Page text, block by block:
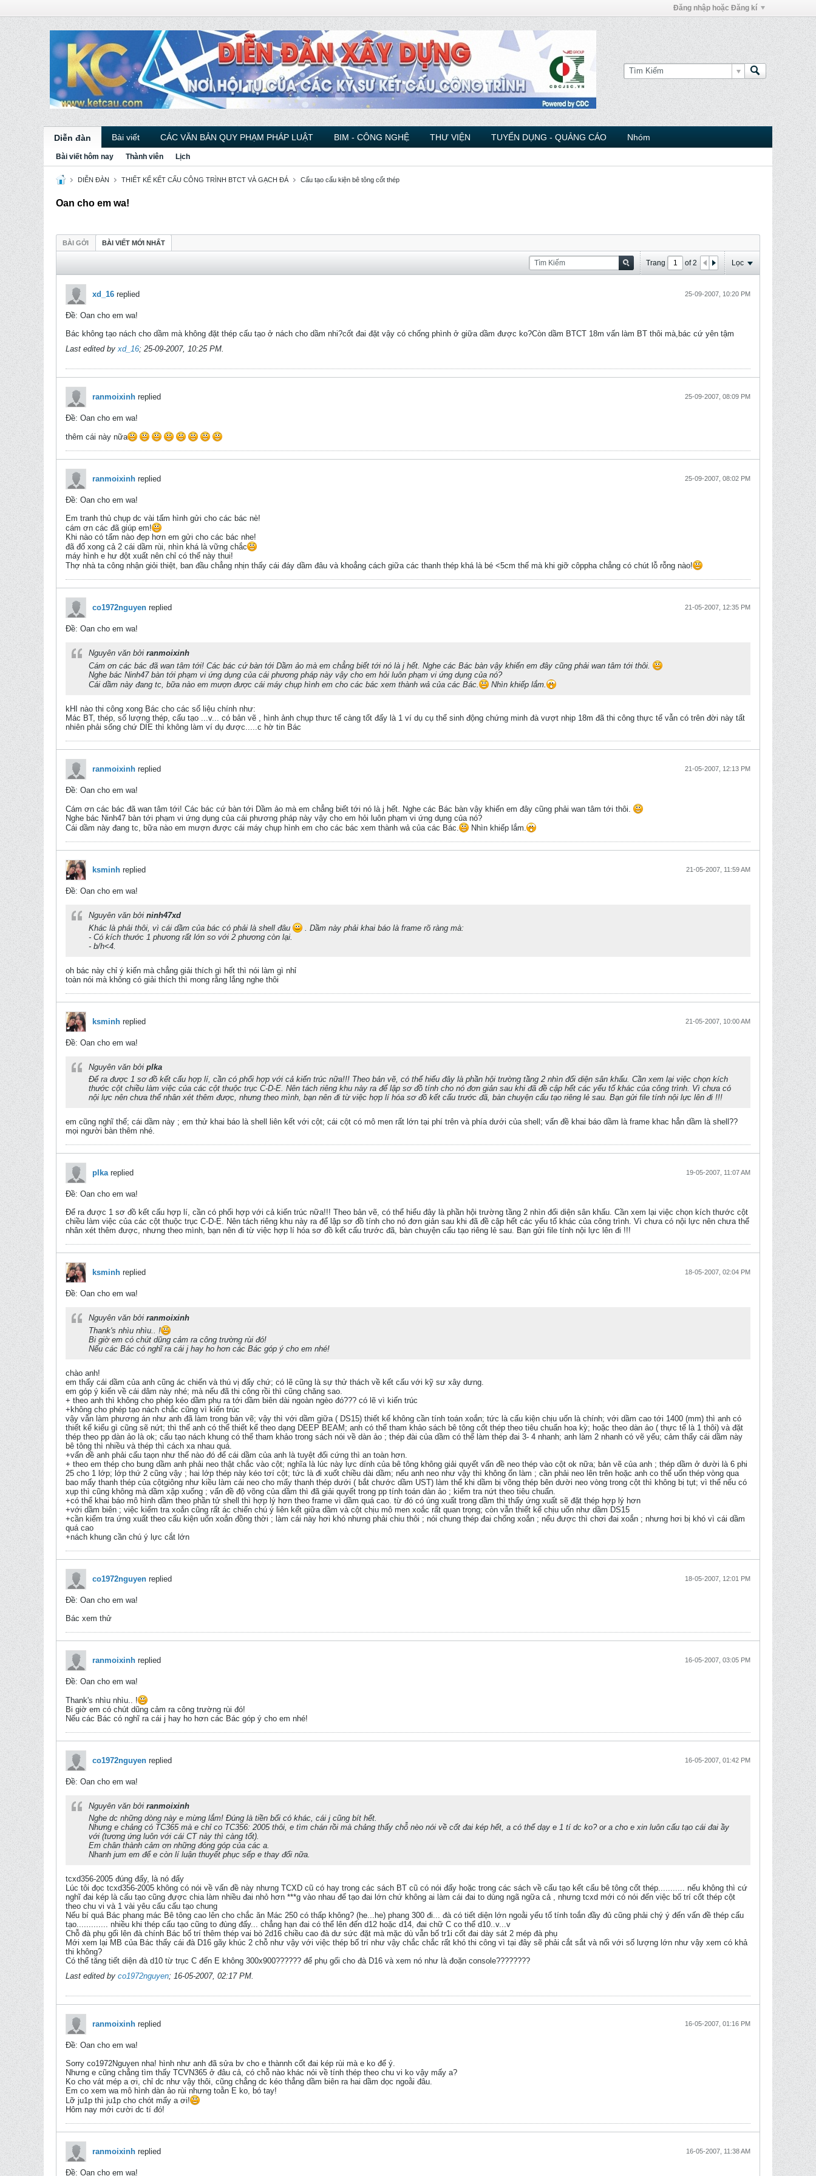
Đăng nhập hoặc Đăng kí
Diễn đàn Bài viết CÁC VĂN BẢN QUY PHẠM PHÁP LUẬT BIM - CÔNG NGHỆ THƯ VIỆN TUYỂN DỤNG - QUẢNG CÁO Nhóm
Bài viết hôm nay Thành viên Lịch
DIỄN ĐÀN THIẾT KẾ KẾT CẤU CÔNG TRÌNH BTCT VÀ GẠCH ĐÁ Cấu tạo cấu kiện bê tông cốt thép
Oan cho em wa!
BÀI GỞI BÀI VIẾT MỚI NHẤT
Trang of2 Lọc
xd_16 replied 25-09-2007, 10:20 PM
Ðề: Oan cho em wa!
Bác không tạo nách cho dầm mà không đặt thép cấu tạo ở nách cho dầm nhi?cốt đai đặt vậy có chống phình ở giữa dầm được ko?Còn dầm BTCT 18m vấn làm BT thôi mà,bác cứ yên tậm
Last edited byxd_16; 25-09-2007, 10:25 PM.
ranmoixinh replied 25-09-2007, 08:09 PM
Ðề: Oan cho em wa!
thêm cái này nữa
ranmoixinh replied 25-09-2007, 08:02 PM
Ðề: Oan cho em wa!
Em tranh thủ chụp dc vài tấm hình gửi cho các bác nè!
cám ơn các đã giúp em!
Khi nào có tấm nào đẹp hơn em gửi cho các bác nhe!
đã đổ xong cả 2 cái dầm rùi, nhìn khá là vững chắc
máy hình e hư đột xuất nên chỉ có thế này thui!
Thợ nhà ta công nhận giỏi thiệt, ban đầu chẳng nhịn thấy cái đáy dầm đâu và khoẳng cách giữa các thanh thép khá là bé <5cm thế mà khi giỡ côppha chẳng có chút lỗ rỗng nào!
co1972nguyen replied 21-05-2007, 12:35 PM
Ðề: Oan cho em wa!
Nguyên văn bởi ranmoixinh
Cám ơn các bác đã wan tâm tới! Các bác cứ bàn tới Dầm ảo mà em chẳng biết tới nó là j hết. Nghe các Bác bàn vậy khiến em đây cũng phải wan tâm tới thôi.
Nghe bác Ninh47 bàn tới phạm vi ứng dụng của cái phương pháp này vậy cho em hỏi luôn phạm vi ứng dụng của nó?
Cái dầm này đang tc, bữa nào em mượn được cái máy chụp hình em cho các bác xem thành wả của các Bác.
Nhìn khiếp lắm.
kHI nào thi công xong Bác cho các số liệu chính như:
Mác BT, thép, số lượng thép, cấu tạo ...v... có bản vẽ , hình ảnh chụp thưc tế càng tốt đấy là 1 ví dụ cụ thể sinh động chứng minh đà vượt nhịp 18m đã thi công thực tế vẫn có trên đời này tất
nhiên phải sống chứ DIE thì không làm ví dụ được.....c hờ tin Bác
ranmoixinh replied 21-05-2007, 12:13 PM
Ðề: Oan cho em wa!
Cám ơn các bác đã wan tâm tới! Các bác cứ bàn tới Dầm ảo mà em chẳng biết tới nó là j hết. Nghe các Bác bàn vậy khiến em đây cũng phải wan tâm tới thôi.
Nghe bác Ninh47 bàn tới phạm vi ứng dụng của cái phương pháp này vậy cho em hỏi luôn phạm vi ứng dụng của nó?
Cái dầm này đang tc, bữa nào em mượn được cái máy chụp hình em cho các bác xem thành wả của các Bác.
Nhìn khiếp lắm.
ksminh replied 21-05-2007, 11:59 AM
Ðề: Oan cho em wa!
Nguyên văn bởi ninh47xd
Khác là phải thôi, vì cái dầm của bác có phải là shell đâu
. Dầm này phải khai báo là frame rõ ràng mà:
- Có kích thước 1 phương rất lớn so với 2 phương còn lại.
- b/h<4.
oh bác này chỉ ý kiến mà chẳng giải thích gì hết thì nói làm gì nhỉ
toàn nói mà không có giải thích thì mong rằng lắng nghe thôi
ksminh replied 21-05-2007, 10:00 AM
Ðề: Oan cho em wa!
Nguyên văn bởi plka
Để ra được 1 sơ đồ kết cấu hợp lí, cần có phối hợp với cả kiến trúc nữa!!! Theo bản vẽ, có thể hiểu đây là phần hội trường tầng 2 nhìn đối diện sân khấu. Cần xem lại việc chọn kích
thước cột chiều làm việc của các cột thuộc trục C-D-E. Nên tách riêng khu này ra để lập sơ đồ tính cho nó đơn giản sau khi đã đề cập hết các yếu tố khác của công trình. Vì chưa có
nội lực nên chưa thể nhân xét thêm được, nhưng theo mình, bạn nên đi từ việc hợp lí hóa sơ đồ kết cấu trước đã, bàn chuyện cấu tạo riêng lẻ sau. Bạn gửi file tính nội lực lên đi !!!
em cũng nghĩ thế; cái dầm này ; em thử khai báo là shell liên kết với cột; cái cột có mô men rất lớn tại phí trên và phía dưới của shell; vấn đề khai báo dầm là frame khac hẳn dầm là shell??
mọi người bàn thêm nhé.
plkareplied 19-05-2007, 11:07 AM
Ðề: Oan cho em wa!
Để ra được 1 sơ đồ kết cấu hợp lí, cần có phối hợp với cả kiến trúc nữa!!! Theo bản vẽ, có thể hiểu đây là phần hội trường tầng 2 nhìn đối diện sân khấu. Cần xem lại việc chọn kích thước cột
chiều làm việc của các cột thuộc trục C-D-E. Nên tách riêng khu này ra để lập sơ đồ tính cho nó đơn giản sau khi đã đề cập hết các yếu tố khác của công trình. Vì chưa có nội lực nên chưa thể
nhân xét thêm được, nhưng theo mình, bạn nên đi từ việc hợp lí hóa sơ đồ kết cấu trước đã, bàn chuyện cấu tạo riêng lẻ sau. Bạn gửi file tính nội lực lên đi !!!
ksminh replied 18-05-2007, 02:04 PM
Ðề: Oan cho em wa!
Nguyên văn bởi ranmoixinh
Thank's nhìu nhìu.. !
Bi giờ em có chút dũng cảm ra công trường rùi đó!
Nếu các Bác có nghĩ ra cái j hay ho hơn các Bác góp ý cho em nhé!
chào anh!
em thấy cái dầm của anh cũng ác chiến và thú vị đấy chứ; có lẽ cũng là sự thử thách về kết cấu với kỹ sư xây dưng.
em góp ý kiến về cái dâm này nhé; mà nếu đã thi công rồi thì cũng chăng sao.
+ theo anh thì không cho phép kéo dầm phụ ra tới dầm biên dài ngoàn ngèo đó??? có lẽ vì kiến trúc
+không cho phép tạo nách chắc cũng vì kiến trúc
vậy vẫn làm phương án như anh đã làm trong bản vẽ; vậy thì với dầm giữa ( DS15) thiết kế không cần tính toán xoắn; tức là cấu kiện chịu uốn là chính; với dầm cao tới 1400 (mm) thì anh có
thiết kế kiểu gì cũng sẽ nứt; thì thế anh có thể thiết kể theo dạng DEEP BEAM; anh có thể tham khảo sách bê tông cốt thép theo tiêu chuẩn hoa kỳ; hoặc theo dàn ảo ( thực tế là 1 thôi) và đặt
thép theo pp dàn ảo là ok; cấu tạo nách khung có thể tham khảo trong sách nói về dàn ảo ; thép đài của dầm có thể làm thép đai 3- 4 nhanh; anh làm 2 nhanh có vẽ yếu; cảm thấy cái dầm này
bê tông thì nhiều và thép thì cách xa nhau quá.
+vấn đề anh phải cấu taọn như thế nào đó để cái dầm của anh là tuyệt đối cứng thì an toàn hơn.
+ theo em thép cho bung dầm anh phải neo thật chắc vào cột; nghĩa là lúc này lực dính của bê tông không giải quyết vấn đề neo thép vào cột ok nữa; bản vẽ của anh ; thép dầm ở dười là 6 phi
25 cho 1 lớp; lớp thứ 2 cũng vậy ; hai lớp thép này kéo tơí cột; tức là đi xuốt chiều dài dầm; nếu anh neo như vậy thì không ổn làm ; cần phải neo lên trên hoặc anh co thể uốn thép vòng qua
bao mấy thanh thép của cộtgiông như kiều làm cái neo cho mấy thanh thép dưới ( bắt chước dầm UST) làm thể khi dầm bị võng thép bên dười neo vòng trong cột thì không bị tụt; vì thế nếu có
xụp thì cũng không mà dầm xập xuống ; vấn đề độ võng của dầm thì đã giải quyết trong pp tính toán dàn ảo ; kiểm tra nứt theo tiêu chuẩn.
+có thể khai báo mô hình dầm theo phần tử shell thì hợp lý hơn theo frame vì dầm quá cao. từ đó có úng xuất trong dầm thì thấy ứng xuất sẽ đặt thép hợp lý hơn
+với dầm biên ; việc kiểm tra xoắn cũng rất ác chiến chú ý liên kết giữa dầm và cột chịu mô men xoắc rất quan trọng; còn vẫn thiết kế chịu uốn như dầm DS15
+cần kiểm tra ứng xuất theo cấu kiện uốn xoắn đồng thời ; làm cái này hơi khó nhưng phải chiu thôi ; nói chung thép đai chống xoắn ; nếu được thì chơi đai xoắn ; nhưng hơi bị khó vì cái dầm
quá cao
+nách khung cần chú ý lực cắt lớn
co1972nguyen replied 18-05-2007, 12:01 PM
Ðề: Oan cho em wa!
Bác xem thử
ranmoixinh replied 16-05-2007, 03:05 PM
Ðề: Oan cho em wa!
Thank's nhìu nhìu.. !
Bi giờ em có chút dũng cảm ra công trường rùi đó!
Nếu các Bác có nghĩ ra cái j hay ho hơn các Bác góp ý cho em nhé!
co1972nguyen replied 16-05-2007, 01:42 PM
Ðề: Oan cho em wa!
Nguyên văn bởi ranmoixinh
Nghe dc những dòng này e mừng lắm! Đúng là tiền bối có khác, cái j cũng bít hết.
Nhưng e chảng có TC365 mà e chỉ co TC356: 2005 thôi, e tìm chán rồi mà chảng thấy chỗ nèo nói về cốt đai kép hết, a có thể dạy e 1 tí dc ko? or a cho e xin luôn cấu tạo cái đai ầy
với (tương ứng luôn với cái CT này thì càng tốt).
Em chân thành cảm ơn những đóng góp của các a.
Nhanh jum em để e còn lí luận thuyết phục sếp e thay đổi nữa.
tcxd356-2005 đúng đấy, là nó đấy
Lúc tôi đọc tcxd356-2005 không có nói về vấn đề này nhưng TCXD cũ có hay trong các sách BT cũ có nói đấy hoặc trong các sách về cấu tạo kết cấu bê tông cốt thép........... nếu không thì cứ
nghĩ đai kép là cấu tạo cũng đựợc chia làm nhiều đai nhỏ hơn ***g vào nhau để tạo đai lớn chứ không ai làm cái đai to dùng ngã ngữa cả , nhưng tcxd mới có nói đến việc bố trí cốt thép cột
theo chu vi và 1 vài yêu cấu cấu tạo chung
Nếu bí quá Bác phang mác Bê tông cao lên cho chắc ăn Mác 250 có thấp không? (he...he) phang 300 đi... đà có tiết diện lớn ngoằi yếu tố tính toắn đầy đủ cũng phải chý ý đến vấn đề thép cấu
tạo............. nhiều khi thép cấu tạo cũng to đùng đấy... chẳng hạn đai có thể lên đến d12 hoặc d14, đai chữ C co thể d10..v...v
Chỗ đà phụ gối lên đà chính Bác bố trí thêm thép vai bò 2d16 chiều cao đà dư sức đặt mà mặc dù vẫn bố tr1i cốt đai dày sát 2 mép đà phụ
Mới xem lại MB của Bác thấy cái đà D16 gãy khúc 2 chỗ như vậy với việc thép bố trí như vậy chắc chắc rất khó thi công vì tại đây sẽ phải cắt sắt và nối với số lượng lớn như vậy xem có khả
thi không?
Có thể tăng tiết diện đà d10 từ trục C đến E không 300x900?????? để phụ gối cho đà D16 và xem nó như là đoặn console????????
Last edited by co1972nguyen; 16-05-2007, 02:17 PM.
ranmoixinh replied 16-05-2007, 01:16 PM
Ðề: Oan cho em wa!
Sorry co1972Nguyen nha! hình như anh đã sửa bv cho e thànnh cốt đai kép rùi mà e ko để ý.
Nhưng e cũng chẳng tìm thấy TCVN365 ở đâu cả, có chỗ nào khác nói về tính thép theo chu vi ko vậy mấy a?
Ko cho vát mép a ơi, chỉ dc như vậy thôi, cũng chẳng dc kéo thẳng dầm biên ra hai dầm dọc ngoằi đâu.
Em co xem wa mô hình dàn ảo rùi nhưng toằn E ko, bó tay!
Lỡ ju1p thì ju1p cho chót mấy a ơi!
Hôm nay mới cười dc tí đó!
ranmoixinh replied 16-05-2007, 11:38 AM
Ðề: Oan cho em wa!